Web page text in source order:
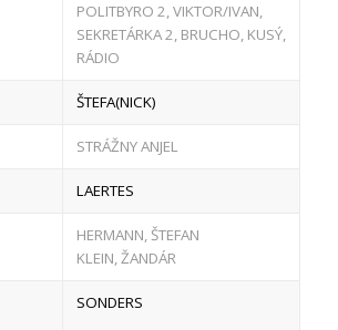
POLITBYRO 2, VIKTOR/IVAN,
SEKRETÁRKA 2, BRUCHO, KUSÝ,
RÁDIO
ŠTEFA(NICK)
STRÁŽNY ANJEL
LAERTES
HERMANN, ŠTEFAN
KLEIN, ŽANDÁR
SONDERS